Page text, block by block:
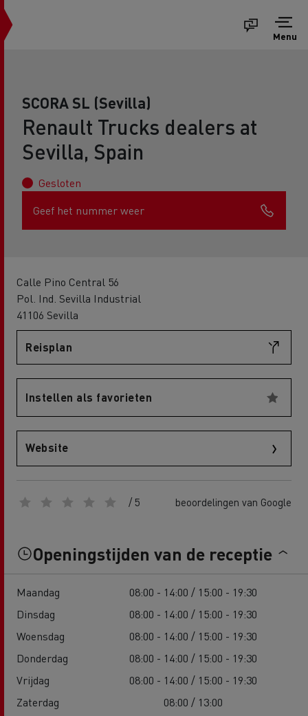
Menu
SCORA SL (Sevilla)
Renault Trucks dealers at
Sevilla, Spain
Gesloten
Geef het nummer weer
Calle Pino Central 56
Pol. Ind. Sevilla Industrial
41106 Sevilla
Reisplan
Instellen als favorieten
Website
/ 5 beoordelingen van Google
Openingstijden van de receptie
Maandag
08:00 - 14:00 / 15:00 - 19:30
Dinsdag
08:00 - 14:00 / 15:00 - 19:30
Woensdag
08:00 - 14:00 / 15:00 - 19:30
Donderdag
08:00 - 14:00 / 15:00 - 19:30
Vrijdag
08:00 - 14:00 / 15:00 - 19:30
Zaterdag
08:00 / 13:00